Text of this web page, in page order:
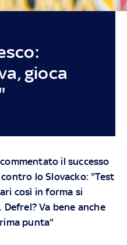
gioca
il successo
lo Slovacko: "Test
così in forma si
Va bene anche
punta"